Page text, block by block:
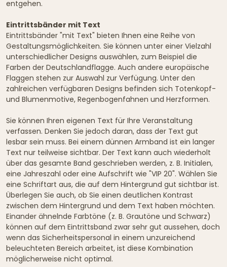
entgehen.
Eintrittsbänder mit Text
Eintrittsbänder "mit Text" bieten Ihnen eine Reihe von
Gestaltungsmöglichkeiten. Sie können unter einer Vielzahl
unterschiedlicher Designs auswählen, zum Beispiel die
Farben der Deutschlandflagge. Auch andere europäische
Flaggen stehen zur Auswahl zur Verfügung. Unter den
zahlreichen verfügbaren Designs befinden sich Totenkopf-
und Blumenmotive, Regenbogenfahnen und Herzformen.
Sie können Ihren eigenen Text für Ihre Veranstaltung
verfassen. Denken Sie jedoch daran, dass der Text gut
lesbar sein muss. Bei einem dünnen Armband ist ein langer
Text nur teilweise sichtbar. Der Text kann auch wiederholt
über das gesamte Band geschrieben werden, z. B. Initialen,
eine Jahreszahl oder eine Aufschrift wie "VIP 20". Wählen Sie
eine Schriftart aus, die auf dem Hintergrund gut sichtbar ist.
Überlegen Sie auch, ob Sie einen deutlichen Kontrast
zwischen dem Hintergrund und dem Text haben möchten.
Einander ähnelnde Farbtöne (z. B. Grautöne und Schwarz)
können auf dem Eintrittsband zwar sehr gut aussehen, doch
wenn das Sicherheitspersonal in einem unzureichend
beleuchteten Bereich arbeitet, ist diese Kombination
möglicherweise nicht optimal.